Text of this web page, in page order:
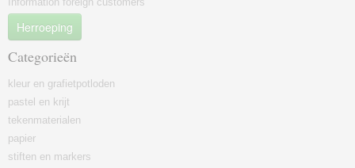
Herroeping
Categorieën
kleur en grafietpotloden
pastel en krijt
tekenmaterialen
papier
stiften en markers